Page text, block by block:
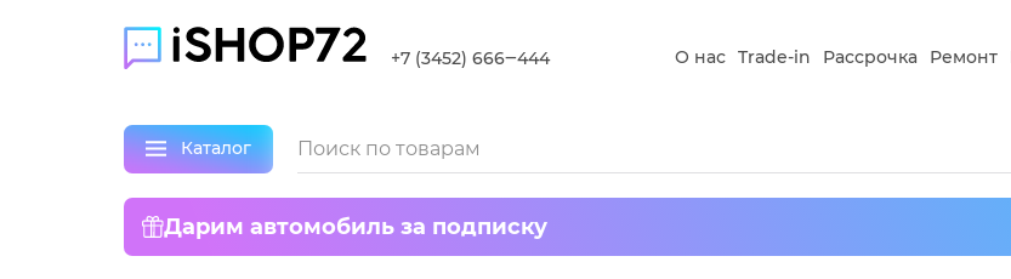
+7 (3452) 666‒444 О нас Trade-in Рассрочка Ремонт
Каталог
Дарим автомобиль за подписку